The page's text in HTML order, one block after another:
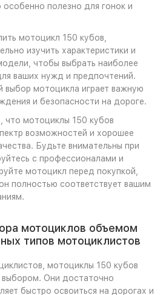
особенно полезно для гонок и
мотоцикл 150 кубов,
изучить характеристики и
чтобы выбрать наиболее
ваших нужд и предпочтений.
выбор мотоцикла играет важную
и безопасности на дороге.
что мотоциклы 150 кубов
возможностей и хорошее
Будьте внимательны при
с профессионалами и
мотоцикл перед покупкой,
полностью соответствует вашим
мотоциклов объемом
типов мотоциклистов
мотоциклы 150 кубов
Они достаточно
быстро освоиться на дорогах и